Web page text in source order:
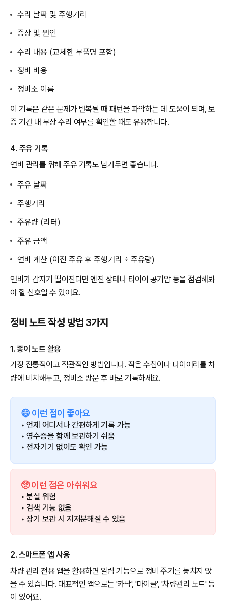
수리 날짜 및 주행거리
증상 및 원인
수리 내용 (교체한 부품명 포함)
정비 비용
정비소 이름
이 기록은 같은 문제가 반복될 때 패턴을 파악하는 데 도움이 되며, 보
증 기간 내 무상 수리 여부를 확인할 때도 유용합니다.
4. 주유 기록
연비 관리를 위해 주유 기록도 남겨두면 좋습니다.
주유 날짜
주행거리
주유량 (리터)
주유 금액
연비 계산 (이전 주유 후 주행거리 ÷ 주유량)
연비가 갑자기 떨어진다면 엔진 상태나 타이어 공기압 등을 점검해봐
야 할 신호일 수 있어요.
정비 노트 작성 방법 3가지
1. 종이 노트 활용
가장 전통적이고 직관적인 방법입니다. 작은 수첩이나 다이어리를 차
량에 비치해두고, 정비소 방문 후 바로 기록하세요.
😄 이런 점이 좋아요
• 언제 어디서나 간편하게 기록 가능
• 영수증을 함께 보관하기 쉬움
• 전자기기 없이도 확인 가능
🥺 이런 점은 아쉬워요
• 분실 위험
• 검색 기능 없음
• 장기 보관 시 지저분해질 수 있음
2. 스마트폰 앱 사용
차량 관리 전용 앱을 활용하면 알림 기능으로 정비 주기를 놓치지 않
을 수 있습니다. 대표적인 앱으로는 '카닥', '마이클', '차량관리 노트' 등
이 있어요.